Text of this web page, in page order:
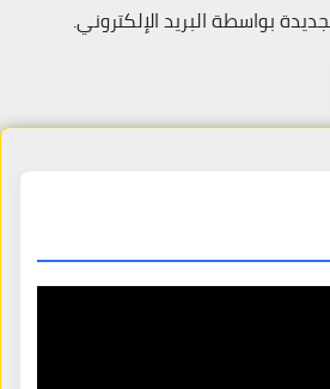
بواسطة البريد الإلكتروني.